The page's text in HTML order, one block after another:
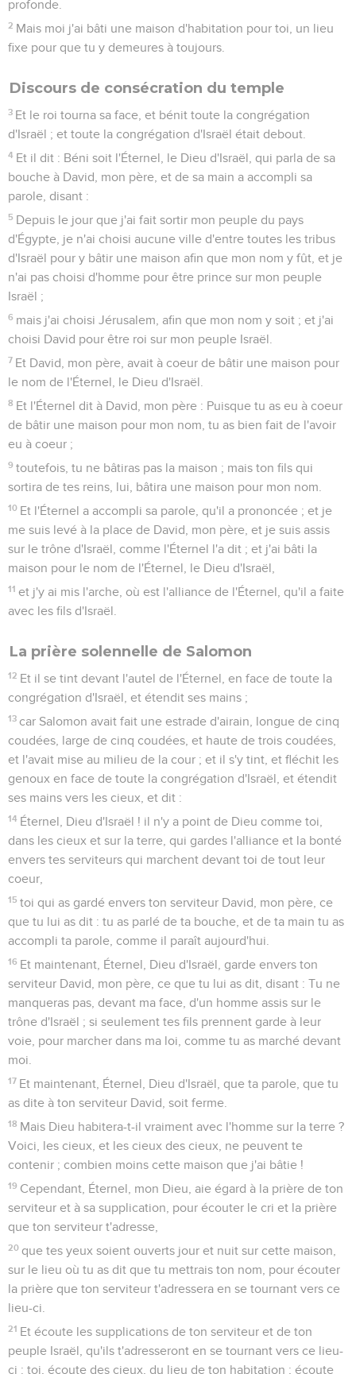
profonde.
2 Mais moi j'ai bâti une maison d'habitation pour toi, un lieu
fixe pour que tu y demeures à toujours.
Discours de consécration du temple
3 Et le roi tourna sa face, et bénit toute la congrégation
d'Israël ; et toute la congrégation d'Israël était debout.
4 Et il dit : Béni soit l'Éternel, le Dieu d'Israël, qui parla de sa
bouche à David, mon père, et de sa main a accompli sa
parole, disant :
5 Depuis le jour que j'ai fait sortir mon peuple du pays
d'Égypte, je n'ai choisi aucune ville d'entre toutes les tribus
d'Israël pour y bâtir une maison afin que mon nom y fût, et je
n'ai pas choisi d'homme pour être prince sur mon peuple
Israël ;
6 mais j'ai choisi Jérusalem, afin que mon nom y soit ; et j'ai
choisi David pour être roi sur mon peuple Israël.
7 Et David, mon père, avait à coeur de bâtir une maison pour
le nom de l'Éternel, le Dieu d'Israël.
8 Et l'Éternel dit à David, mon père : Puisque tu as eu à coeur
de bâtir une maison pour mon nom, tu as bien fait de l'avoir
eu à coeur ;
9 toutefois, tu ne bâtiras pas la maison ; mais ton fils qui
sortira de tes reins, lui, bâtira une maison pour mon nom.
10 Et l'Éternel a accompli sa parole, qu'il a prononcée ; et je
me suis levé à la place de David, mon père, et je suis assis
sur le trône d'Israël, comme l'Éternel l'a dit ; et j'ai bâti la
maison pour le nom de l'Éternel, le Dieu d'Israël,
11 et j'y ai mis l'arche, où est l'alliance de l'Éternel, qu'il a faite
avec les fils d'Israël.
La prière solennelle de Salomon
12 Et il se tint devant l'autel de l'Éternel, en face de toute la
congrégation d'Israël, et étendit ses mains ;
13 car Salomon avait fait une estrade d'airain, longue de cinq
coudées, large de cinq coudées, et haute de trois coudées,
et l'avait mise au milieu de la cour ; et il s'y tint, et fléchit les
genoux en face de toute la congrégation d'Israël, et étendit
ses mains vers les cieux, et dit :
14 Éternel, Dieu d'Israël ! il n'y a point de Dieu comme toi,
dans les cieux et sur la terre, qui gardes l'alliance et la bonté
envers tes serviteurs qui marchent devant toi de tout leur
coeur,
15 toi qui as gardé envers ton serviteur David, mon père, ce
que tu lui as dit : tu as parlé de ta bouche, et de ta main tu as
accompli ta parole, comme il paraît aujourd'hui.
16 Et maintenant, Éternel, Dieu d'Israël, garde envers ton
serviteur David, mon père, ce que tu lui as dit, disant : Tu ne
manqueras pas, devant ma face, d'un homme assis sur le
trône d'Israël ; si seulement tes fils prennent garde à leur
voie, pour marcher dans ma loi, comme tu as marché devant
moi.
17 Et maintenant, Éternel, Dieu d'Israël, que ta parole, que tu
as dite à ton serviteur David, soit ferme.
18 Mais Dieu habitera-t-il vraiment avec l'homme sur la terre ?
Voici, les cieux, et les cieux des cieux, ne peuvent te
contenir ; combien moins cette maison que j'ai bâtie !
19 Cependant, Éternel, mon Dieu, aie égard à la prière de ton
serviteur et à sa supplication, pour écouter le cri et la prière
que ton serviteur t'adresse,
20 que tes yeux soient ouverts jour et nuit sur cette maison,
sur le lieu où tu as dit que tu mettrais ton nom, pour écouter
la prière que ton serviteur t'adressera en se tournant vers ce
lieu-ci.
21 Et écoute les supplications de ton serviteur et de ton
peuple Israël, qu'ils t'adresseront en se tournant vers ce lieu-
ci : toi, écoute des cieux, du lieu de ton habitation ; écoute